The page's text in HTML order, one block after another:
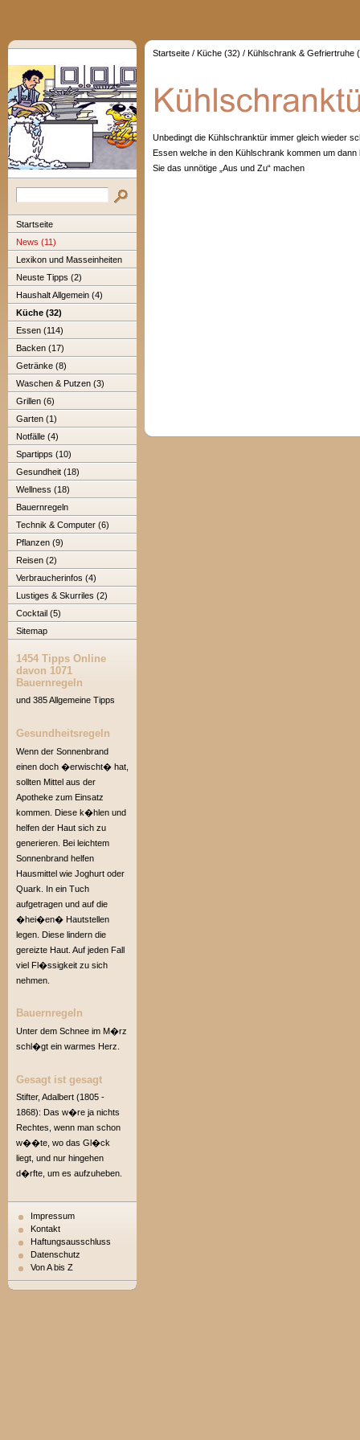
Startseite
News (11)
Lexikon und Masseinheiten
Neuste Tipps (2)
Haushalt Allgemein (4)
Küche (32)
Essen (114)
Backen (17)
Getränke (8)
Waschen & Putzen (3)
Grillen (6)
Garten (1)
Notfälle (4)
Spartipps (10)
Gesundheit (18)
Wellness (18)
Bauernregeln
Technik & Computer (6)
Pflanzen (9)
Reisen (2)
Verbraucherinfos (4)
Lustiges & Skurriles (2)
Cocktail (5)
Sitemap
1454 Tipps Online
davon 1071
Bauernregeln
und 385 Allgemeine Tipps
Gesundheitsregeln
Wenn der Sonnenbrand
einen doch �erwischt� hat,
sollten Mittel aus der
Apotheke zum Einsatz
kommen. Diese k�hlen und
helfen der Haut sich zu
generieren. Bei leichtem
Sonnenbrand helfen
Hausmittel wie Joghurt oder
Quark. In ein Tuch
aufgetragen und auf die
�hei�en� Hautstellen
legen. Diese lindern die
gereizte Haut. Auf jeden Fall
viel Fl�ssigkeit zu sich
nehmen.
Bauernregeln
Unter dem Schnee im M�rz
schl�gt ein warmes Herz.
Gesagt ist gesagt
Stifter, Adalbert (1805 -
1868): Das w�re ja nichts
Rechtes, wenn man schon
w��te, wo das Gl�ck
liegt, und nur hingehen
d�rfte, um es aufzuheben.
Impressum
Kontakt
Haftungsausschluss
Datenschutz
Von A bis Z
Startseite / Küche (32) / Kühlschrank & Gefriertruhe
Unbedingt die Kühlschranktür immer gleich wieder
Essen welche in den Kühlschrank kommen um
Sie das unnötige „Aus und Zu“ machen